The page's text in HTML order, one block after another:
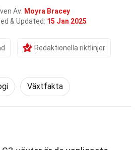
Av: Moyra Bracey
& Updated: 15 Jan 2025
Redaktionella riktlinjer
Växtfakta